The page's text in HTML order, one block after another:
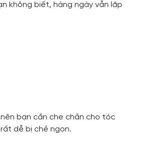
không biết, hàng ngày vẫn lặp
bạn cần che chắn cho tóc
dễ bị chẻ ngọn.